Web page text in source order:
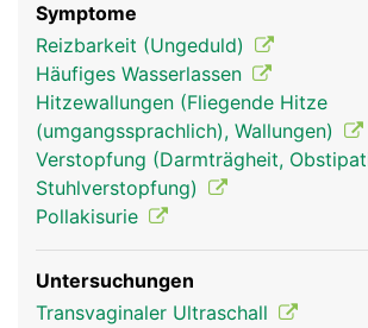
Symptome
Reizbarkeit (Ungeduld)
Häufiges Wasserlassen
Hitzewallungen (Fliegende Hitze
(umgangssprachlich), Wallungen)
Verstopfung (Darmträgheit,
Stuhlverstopfung)
Pollakisurie
Untersuchungen
Transvaginaler Ultraschall